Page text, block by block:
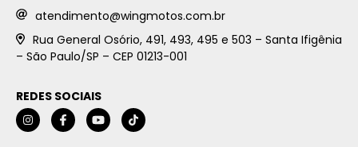
atendimento@wingmotos.com.br
Rua General Osório, 491, 493, 495 e 503 – Santa Ifigênia
– São Paulo/SP – CEP 01213-001
REDES SOCIAIS